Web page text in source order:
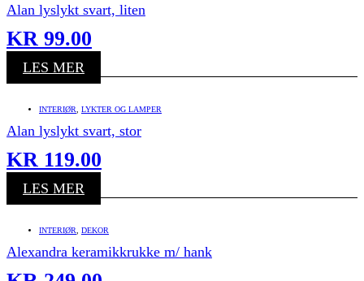
Alan lyslykt svart, liten
KR 99.00
LES MER
INTERIØR LYKTER OG LAMPER
Alan lyslykt svart, stor
KR 119.00
LES MER
INTERIØR DEKOR
Alexandra keramikkrukke m/ hank